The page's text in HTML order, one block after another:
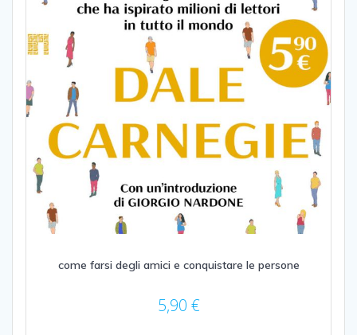
come farsi degli amici e conquistare le persone
5,90 €